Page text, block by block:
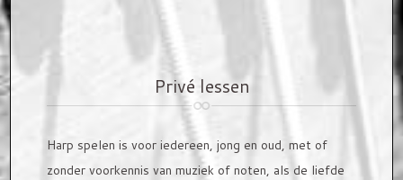
CONTACT
Weblinks
Privé lessen
Harp spelen is voor iedereen, jong en oud, met of
zonder voorkennis van muziek of noten, als de liefde